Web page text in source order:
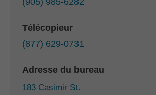
Télécopieur
(877) 629-0731
Adresse du bureau
183 Casimir St.